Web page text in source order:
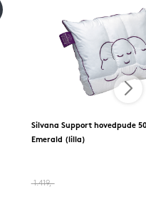
Silvana Support hovedpude
Emerald (lilla)
1.419,-